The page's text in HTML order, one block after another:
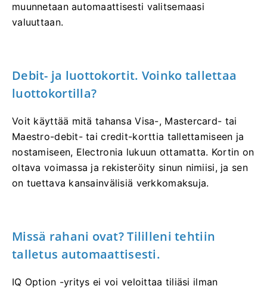
muunnetaan automaattisesti valitsemaasi
valuuttaan.
Debit- ja luottokortit. Voinko tallettaa
luottokortilla?
Voit käyttää mitä tahansa Visa-, Mastercard- tai
Maestro-debit- tai credit-korttia tallettamiseen ja
nostamiseen, Electronia lukuun ottamatta. Kortin on
oltava voimassa ja rekisteröity sinun nimiisi, ja sen
on tuettava kansainvälisiä verkkomaksuja.
Missä rahani ovat? Tililleni tehtiin
talletus automaattisesti.
IQ Option -yritys ei voi veloittaa tiliäsi ilman